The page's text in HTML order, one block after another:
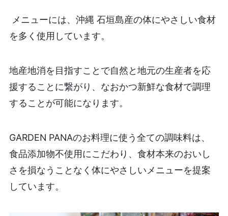
メニューには、沖縄 石垣島産の体にやさしい食材
を多く使用しています。
地産地消を目指すことで自然と地元の生産者を応
援することに繋がり、なおかつ新鮮な食材で調理
することが可能になります。
GARDEN PANAのお料理に使う全ての調味料は、
食品添加物不使用にこだわり、食材本来のおいし
さを損なうことなく体にやさしいメニューを提案
しています。